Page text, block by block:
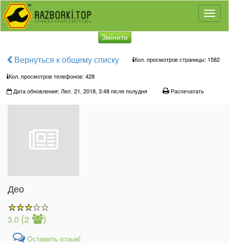
Змінити
Вернуться к общему списку Кол. просмотров страницы: 1582
Кол. просмотров телефонов: 428
Дата обновления: Лют. 21, 2018, 3:48 після полудня
Распечатать
Део
3.0 (2 )
Оставить отзыв!